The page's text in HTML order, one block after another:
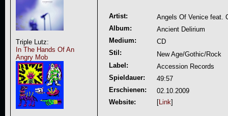
Triple Lutz:
In The Hands Of An
Angry Mob
Artist:
Angels Of Venice feat.
Album:
Ancient Delirium
Medium:
CD
Stil:
New Age/Gothic/Rock
Label:
Accession Records
Spieldauer:
49:57
Erschienen:
02.10.2009
Website:
[Link]